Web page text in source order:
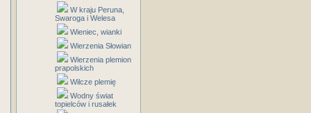
W kraju Peruna,
Swaroga i Welesa
Wieniec, wianki
Wierzenia Słowian
Wierzenia plemion
prapolskich
Wilcze plemię
Wodny świat
topielców i rusałek